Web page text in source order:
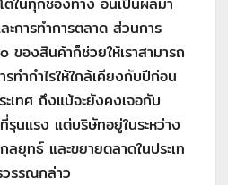
ะการทำการตลาด ส่วนการ
ของสินค้าก็ช่วยให้เราสามารถ
ทำกำไรให้ใกล้เคียงกับปีก่อน
เทศ ถึงแม้จะยังคงเจอกับ
นแรง แต่บริษัทอยู่ในระหว่าง
ลยุทธ์ และขยายตลาดในประเท
รรณกล่าว